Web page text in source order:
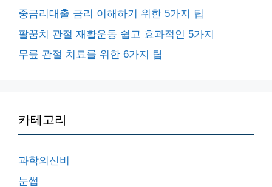
중금리대출 금리 이해하기 위한 5가지 팁
팔꿈치 관절 재활운동 쉽고 효과적인 5가지
무릎 관절 치료를 위한 6가지 팁
카테고리
과학의신비
눈썹